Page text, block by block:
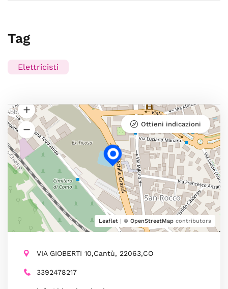
Tag
Elettricisti
Leaflet | © OpenStreetMap contributors
Ottieni indicazioni
VIA GIOBERTI 10,Cantù, 22063,CO
3392478217